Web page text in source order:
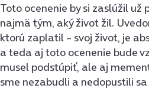
Toto ocenenie by si zaslúžil už
najmä tým, aký život žil.
ktorú zaplatil – svoj život, je
a teda aj toto ocenenie bude
musel podstúpiť, ale aj
sme nezabudli a nedopustili